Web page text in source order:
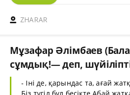
ZHARAR
Мұзафар Әлімбаев
сұмдық!— деп,
- Іні де, қарындас та, ағай